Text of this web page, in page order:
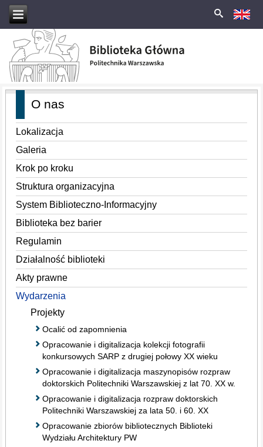
O nas
Lokalizacja
Galeria
Krok po kroku
Struktura organizacyjna
System Biblioteczno-Informacyjny
Biblioteka bez barier
Regulamin
Działalność biblioteki
Akty prawne
Wydarzenia
Projekty
Ocalić od zapomnienia
Opracowanie i digitalizacja kolekcji fotografii
konkursowych SARP z drugiej połowy XX wieku
Opracowanie i digitalizacja maszynopisów rozpraw
doktorskich Politechniki Warszawskiej z lat 70. XX w.
Opracowanie i digitalizacja rozpraw doktorskich
Politechniki Warszawskiej za lata 50. i 60. XX
Opracowanie zbiorów bibliotecznych Biblioteki
Wydziału Architektury PW